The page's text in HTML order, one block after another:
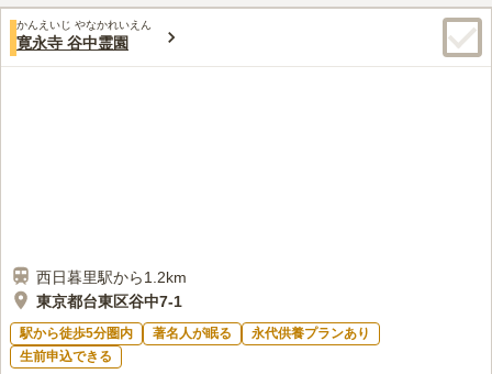
口コミ評価
みんなの評価
80代男性
献花、お線香は墓地にお茶屋がありそこで購入し、また墓地の掃
かんえいじ やなかれいえん
寛永寺 谷中霊園
西日暮里駅から1.2km
東京都台東区谷中7-1
駅から徒歩5分圏内 著名人が眠る
永代供養プランあり
生前申込できる